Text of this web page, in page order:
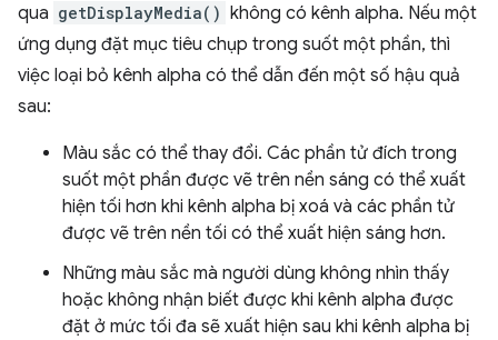
qua getDisplayMedia() không có kênh alpha. Nếu một
ứng dụng đặt mục tiêu chụp trong suốt một phần, thì
việc loại bỏ kênh alpha có thể dẫn đến một số hậu quả
sau:
Màu sắc có thể thay đổi. Các phần tử đích trong
suốt một phần được vẽ trên nền sáng có thể xuất
hiện tối hơn khi kênh alpha bị xoá và các phần tử
được vẽ trên nền tối có thể xuất hiện sáng hơn.
Những màu sắc mà người dùng không nhìn thấy
hoặc không nhận biết được khi kênh alpha được
đặt ở mức tối đa sẽ xuất hiện sau khi kênh alpha bị